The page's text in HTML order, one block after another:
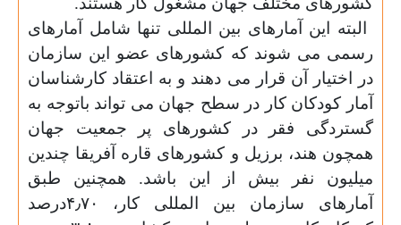
البته این آمارهای بین المللی تنها شامل آمارهای
رسمی می شوند که کشورهای عضو این سازمان
در اختیار آن قرار می دهند و به اعتقاد کارشناسان
آمار کودکان کار در سطح جهان می تواند باتوجه به
گستردگی فقر در کشورهای پر جمعیت جهان
همچون هند، برزیل و کشورهای قاره آفریقا چندین
میلیون نفر بیش از این باشد. همچنین طبق
آمارهای سازمان بین المللی کار، ۴٫۷۰درصد